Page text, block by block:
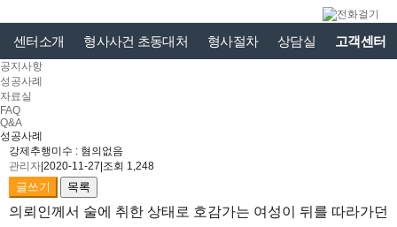
센터소개 형사사건 초동대처 형사절차 상담실 고객센터
공지사항
성공사례
자료실
FAQ
Q&A
성공사례
강제추행미수 : 혐의없음
관리자 2020-11-27 조회 1,248
글쓰기 목록
의뢰인께서 술에 취한 상태로 호감가는 여성이 뒤를 따라가던